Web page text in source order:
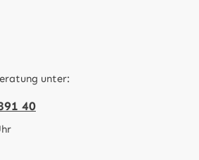
unter:
40